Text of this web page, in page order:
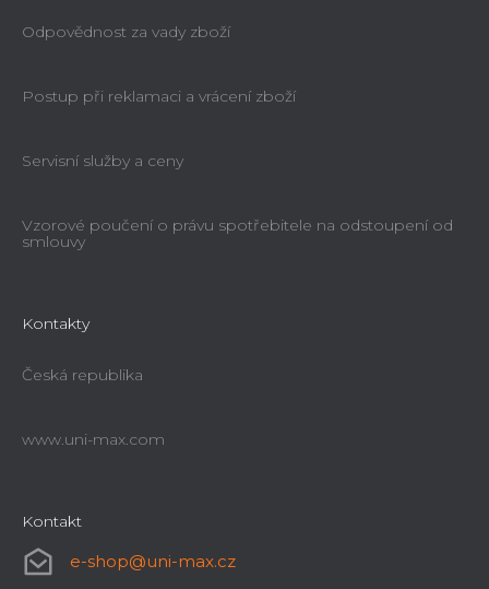
Odpovědnost za vady zboží
Postup při reklamaci a vrácení zboží
Servisní služby a ceny
Vzorové poučení o právu spotřebitele na odstoupení od
smlouvy
Kontakty
Česká republika
www.uni-max.com
Kontakt
e-shop@uni-max.cz